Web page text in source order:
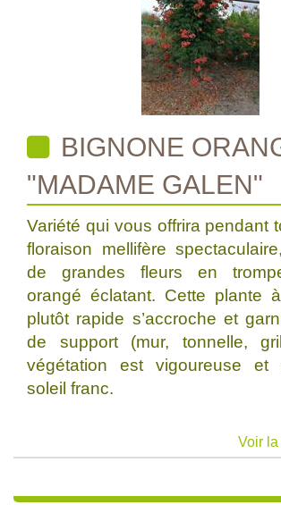
BIGNONE
"MADAME GALEN"
Variété qui vous offrira pendant
floraison mellifère
de grandes fleurs en
orangé éclatant. Cette plante
plutôt rapide s’accroche et
de support (mur, tonnelle,
végétation est vigoureuse et
soleil franc.
Voir